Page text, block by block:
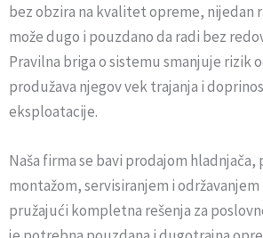
bez obzira na kvalitet opreme, nijedan
može dugo i pouzdano da radi bez
Pravilna briga o sistemu smanjuje rizik
produžava njegov vek trajanja i
eksploatacije.
Naša firma se bavi prodajom
montažom, servisiranjem i
pružajući kompletna rešenja za